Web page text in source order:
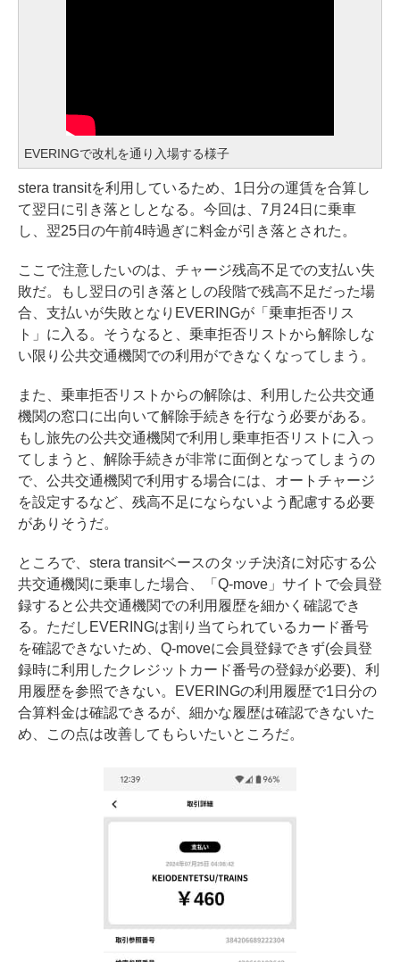
EVERINGで改札を通り入場する様子
stera transitを利用しているため、1日分の運賃を合算し
て翌日に引き落としとなる。今回は、7月24日に乗車
し、翌25日の午前4時過ぎに料金が引き落とされた。
ここで注意したいのは、チャージ残高不足での支払い失
敗だ。もし翌日の引き落としの段階で残高不足だった場
合、支払いが失敗となりEVERINGが「乗車拒否リス
ト」に入る。そうなると、乗車拒否リストから解除しな
い限り公共交通機関での利用ができなくなってしまう。
また、乗車拒否リストからの解除は、利用した公共交通
機関の窓口に出向いて解除手続きを行なう必要がある。
もし旅先の公共交通機関で利用し乗車拒否リストに入っ
てしまうと、解除手続きが非常に面倒となってしまうの
で、公共交通機関で利用する場合には、オートチャージ
を設定するなど、残高不足にならないよう配慮する必要
がありそうだ。
ところで、stera transitベースのタッチ決済に対応する公
共交通機関に乗車した場合、「 Q-move」サイトで会員登
録すると公共交通機関での利用履歴を細かく確認でき
る。ただしEVERINGは割り当てられているカード番号
を確認できないため、Q-moveに会員登録できず(会員登
録時に利用したクレジットカード番号の登録が必要)、利
用履歴を参照できない。EVERINGの利用履歴で1日分の
合算料金は確認できるが、細かな履歴は確認できないた
め、この点は改善してもらいたいところだ。